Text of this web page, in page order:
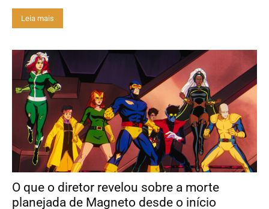
Leia mais
O que o diretor revelou sobre a morte
planejada de Magneto desde o início